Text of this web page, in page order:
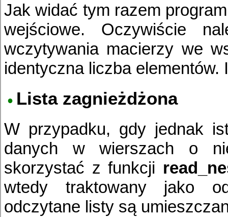
Jak widać tym razem
wejściowe. Oczywiście
wczytywania macierzy we
identyczna liczba elementów.
Lista zagnieżdżona
W przypadku, gdy jednak
danych w wierszach o
skorzystać z funkcji
wtedy traktowany jako
odczytane listy są